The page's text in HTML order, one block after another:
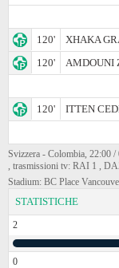
120'
XHAKA
120'
AMDOUNI
120'
ITTEN
Svizzera - Colombia, 22:00
, trasmissioni tv: RAI 1 ,
Stadium: BC Place
STATISTICHE
2
0